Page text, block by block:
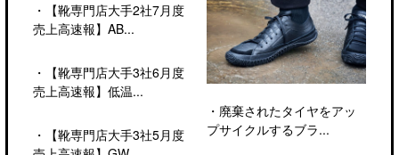
・
【靴専門店大手2社7月度
売上高速報】AB...
・
【靴専門店大手3社6月度
売上高速報】低温...
・
【靴専門店大手3社5月度
・ 廃棄されたタイヤをアッ
プサイクルするブラ...